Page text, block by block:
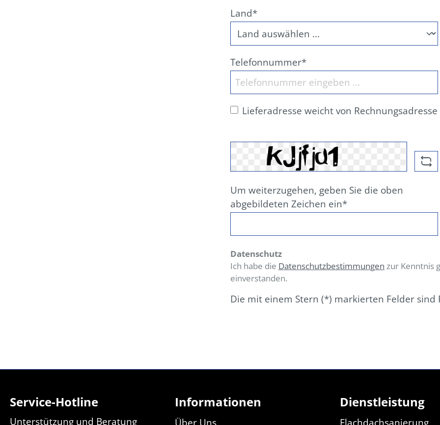
Land*
Telefonnummer*
Lieferadresse weicht von
Um weiterzugehen, geben Sie die oben
abgebildeten Zeichen ein*
Datenschutz
Ich habe die Datenschutzbestimmungen zur Kenntnis
einverstanden.
Die mit einem Stern (*) markierten Felder sind
Service-Hotline
Unterstützung und Beratung
Informationen Dienstleistung